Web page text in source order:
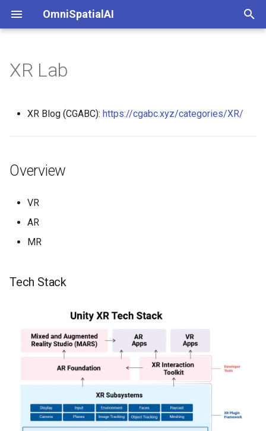
OmniSpatialAI
索
Tracking
AR Glass
XR Lab
XR Blog (CGABC): https://cgabc.xyz/categories/XR/
Overview
VR
AR
MR
Tech Stack